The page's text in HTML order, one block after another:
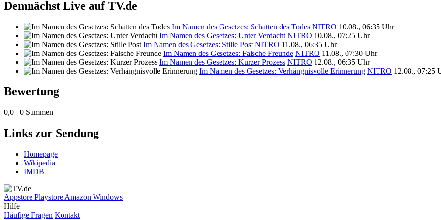
Demnächst Live auf TV.de
Im Namen des Gesetzes: Schatten des Todes NITRO 10.08., 06:35 Uhr
Im Namen des Gesetzes: Unter Verdacht NITRO 10.08., 07:25 Uhr
Im Namen des Gesetzes: Stille Post NITRO 11.08., 06:35 Uhr
Im Namen des Gesetzes: Falsche Freunde NITRO 11.08., 07:30 Uhr
Im Namen des Gesetzes: Kurzer Prozess NITRO 12.08., 06:35 Uhr
Im Namen des Gesetzes: Verhängnisvolle Erinnerung NITRO 12.08., 07:25
Bewertung
0,0 0 Stimmen
Links zur Sendung
Homepage
Wikipedia
IMDB
Appstore Playstore Amazon Windows
Hilfe
Häufige Fragen Kontakt